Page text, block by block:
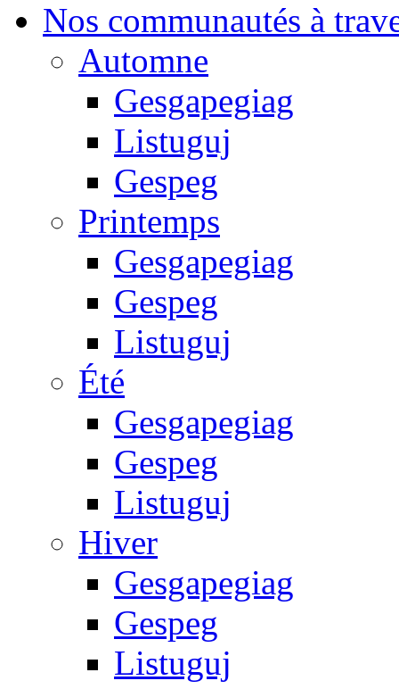
Nos communautés à
Automne
Gesgapegiag
Listuguj
Gespeg
Printemps
Gesgapegiag
Gespeg
Listuguj
Été
Gesgapegiag
Gespeg
Listuguj
Hiver
Gesgapegiag
Gespeg
Listuguj